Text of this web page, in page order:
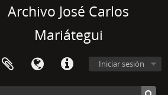
Archivo José Carlos
Mariátegui
Iniciar sesión